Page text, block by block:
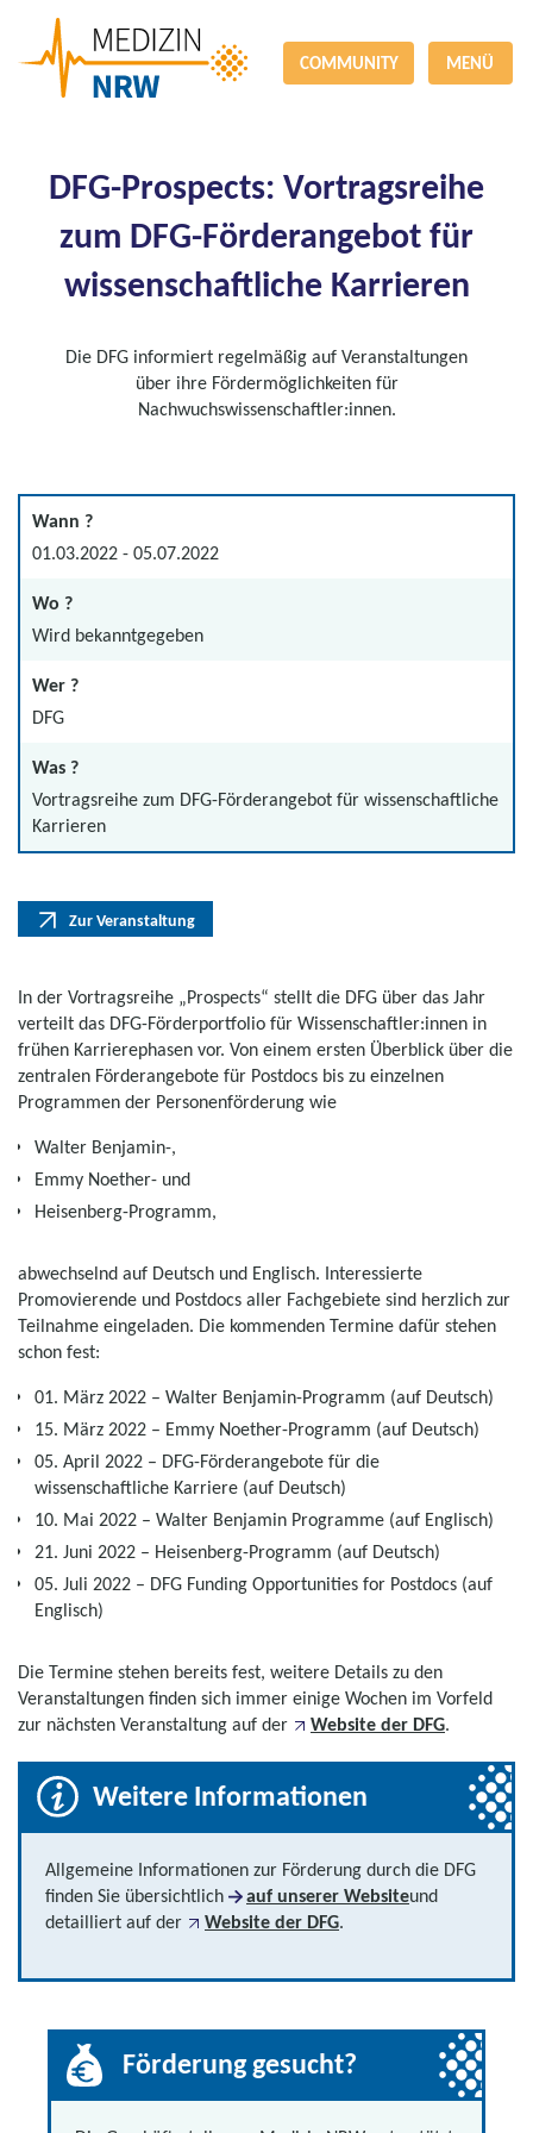
COMMUNITY MENÜ
DFG-Prospects: Vortragsreihe
zum DFG-Förderangebot für
wissenschaftliche Karrieren
Die DFG informiert regelmäßig auf Veranstaltungen
über ihre Fördermöglichkeiten für
Nachwuchswissenschaftler:innen.
Wann ?
01.03.2022 - 05.07.2022
Wo ?
Wird bekanntgegeben
Wer ?
DFG
Was ?
Vortragsreihe zum DFG-Förderangebot für wissenschaftliche
Karrieren
Zur Veranstaltung
In der Vortragsreihe „Prospects“ stellt die DFG über das Jahr
verteilt das DFG-Förderportfolio für Wissenschaftler:innen in
frühen Karrierephasen vor. Von einem ersten Überblick über die
zentralen Förderangebote für Postdocs bis zu einzelnen
Programmen der Personenförderung wie
Walter Benjamin-,
Emmy Noether- und
Heisenberg-Programm,
abwechselnd auf Deutsch und Englisch. Interessierte
Promovierende und Postdocs aller Fachgebiete sind herzlich zur
Teilnahme eingeladen. Die kommenden Termine dafür stehen
schon fest:
01. März 2022 – Walter Benjamin-Programm (auf Deutsch)
15. März 2022 – Emmy Noether-Programm (auf Deutsch)
05. April 2022 – DFG-Förderangebote für die
wissenschaftliche Karriere (auf Deutsch)
10. Mai 2022 – Walter Benjamin Programme (auf Englisch)
21. Juni 2022 – Heisenberg-Programm (auf Deutsch)
05. Juli 2022 – DFG Funding Opportunities for Postdocs (auf
Englisch)
Die Termine stehen bereits fest, weitere Details zu den
Veranstaltungen finden sich immer einige Wochen im Vorfeld
zur nächsten Veranstaltung auf der
Website der DFG.
Weitere Informationen
Allgemeine Informationen zur Förderung durch die DFG
finden Sie übersichtlich
auf unserer Websiteund
detailliert auf der
Website der DFG.
Förderung gesucht?